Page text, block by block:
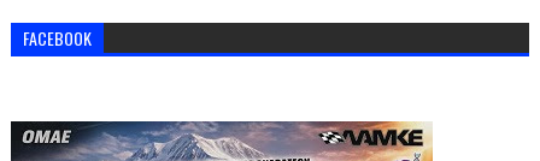
FACEBOOK